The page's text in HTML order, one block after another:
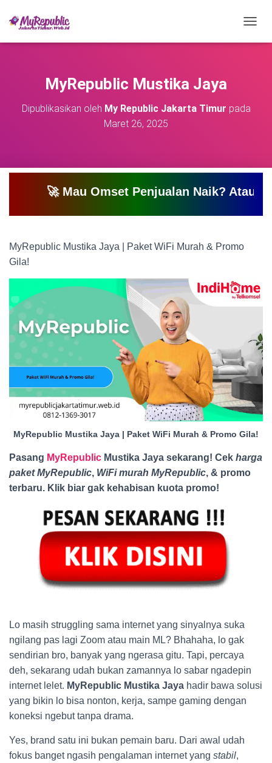
O
A
S
MyRepublic Mustika Jaya
Dipublikasikan oleh My Republic Jakarta Timur pada
Maret 26, 2025
Mau Omset Penjualan Naik? Atau Mau
MyRepublic Mustika Jaya | Paket WiFi Murah & Promo
Gila!
MyRepublic Mustika Jaya | Paket WiFi Murah & Promo Gila!
Pasang MyRepublic Mustika Jaya sekarang! Cek harga
paket MyRepublic, WiFi murah MyRepublic, & promo
terbaru. Klik biar gak kehabisan kuota promo!
Lo masih struggling sama internet yang sinyalnya suka
ngilang pas lagi Zoom atau main ML? Bhahaha, lo gak
sendirian bro, banyak yang ngerasa gitu. Tapi, percaya
deh, sekarang udah bukan zamannya lo sabar ngadepin
internet lelet. MyRepublic Mustika Jaya hadir bawa solusi
yang bikin lo bisa nonton, kerja, sampe gaming dengan
koneksi ngebut tanpa drama.
Yes, brand satu ini bukan pemain baru. Dari awal udah
fokus banget ngasih pengalaman internet yang stabil,